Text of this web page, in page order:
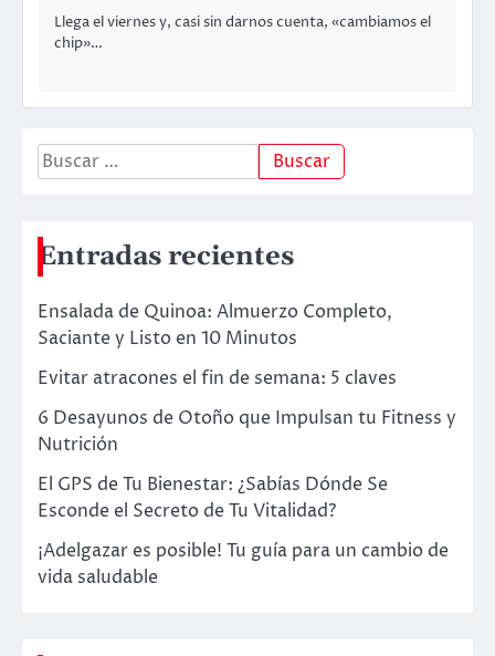
Llega el viernes y, casi sin darnos cuenta, «cambiamos el
chip»…
Entradas recientes
Ensalada de Quinoa: Almuerzo Completo,
Saciante y Listo en 10 Minutos
Evitar atracones el fin de semana: 5 claves
6 Desayunos de Otoño que Impulsan tu Fitness y
Nutrición
El GPS de Tu Bienestar: ¿Sabías Dónde Se
Esconde el Secreto de Tu Vitalidad?
¡Adelgazar es posible! Tu guía para un cambio de
vida saludable